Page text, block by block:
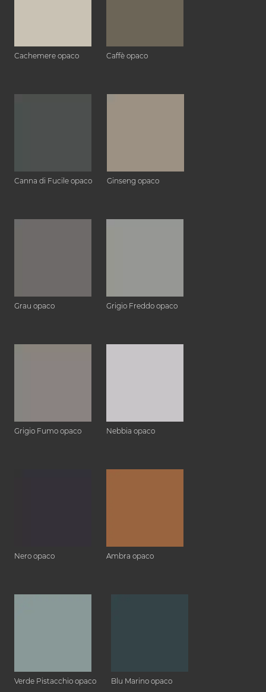
Cachemere opaco Caffè opaco
Canna di Fucile opaco Ginseng opaco
Grau opaco Grigio Freddo opaco
Grigio Fumo opaco Nebbia opaco
Nero opaco Ambra opaco
Verde Pistacchio opaco Blu Marino opaco